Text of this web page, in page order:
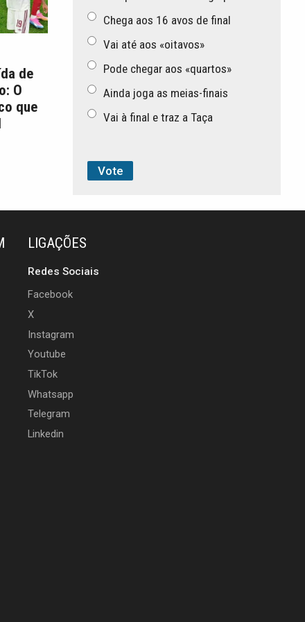
de
O
que
Chega aos 16 avos de final
Vai até aos «oitavos»
Pode chegar aos «quartos»
Ainda joga as meias-finais
Vai à final e traz a Taça
LIGAÇÕES
Redes Sociais
Facebook
X
Instagram
Youtube
TikTok
Whatsapp
Telegram
Linkedin